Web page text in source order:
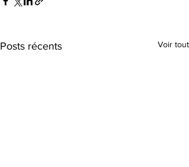
Posts récents Voir tout